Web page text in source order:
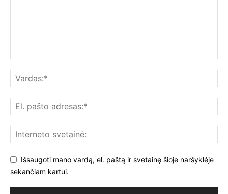
Išsaugoti mano vardą, el. paštą ir svetainę šioje naršyklėje
sekančiam kartui.